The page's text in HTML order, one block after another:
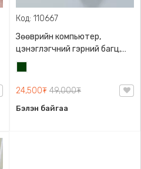
Код: 110667
Зөөврийн компьютер,
цэнэглэгчний гэрний багц,
Notebook case set, PU арьс, Ус
нэвтэрдэггүй
24,500₮ 49,000₮
Бэлэн байгаа